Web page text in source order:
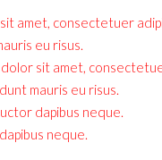
amet, consectetuer
eu risus.
dolor sit amet,
mauris eu risus.
dapibus neque.
neque.